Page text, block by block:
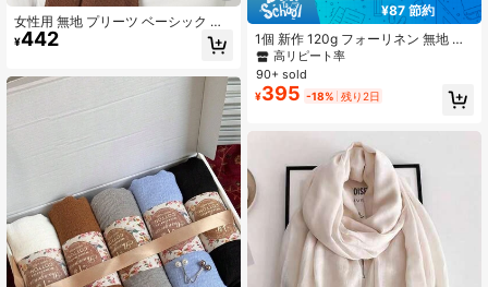
女性用 無地 プリーツ ベーシック ク
ラシック プレーン ヒジャブ スカー
¥442
¥87 節約
1個 新作 120g フォーリネン 無地 タ
ッセル付きストール・ショール、ト
ラベルギフト、竹編みレディースラ
ップ
高リピート率
90+ sold
¥395 -18% 残り2日